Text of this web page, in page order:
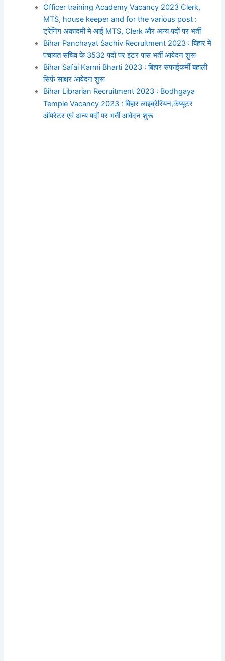
Officer training Academy Vacancy 2023 Clerk,
MTS, house keeper and for the various post :
ट्रेनिंग अकादमी मे आई MTS, Clerk और अन्य पदों पर भर्ती
Bihar Panchayat Sachiv Recruitment 2023 : बिहार में
पंचायत सचिव के 3532 पदों पर इंटर पास भर्ती आवेदन शुरू
Bihar Safai Karmi Bharti 2023 : बिहार सफाईकर्मी बहाली
सिर्फ साक्षर आवेदन शुरू
Bihar Librarian Recruitment 2023 : Bodhgaya
Temple Vacancy 2023 : बिहार लाइब्रेरियन,कंप्यूटर
ऑपरेटर एवं अन्य पदों पर भर्ती आवेदन शुरू